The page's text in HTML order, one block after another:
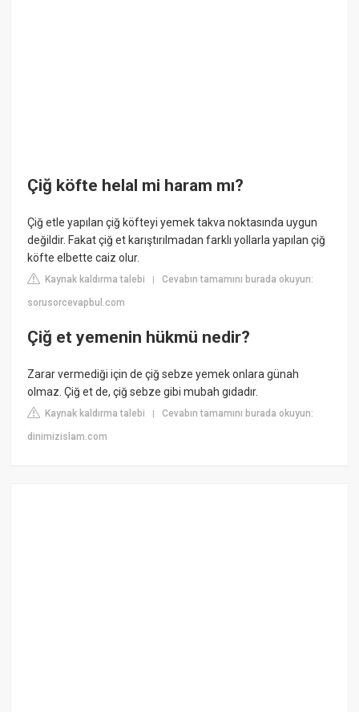
Çiğ köfte helal mi haram mı?
Çiğ etle yapılan çiğ köfteyi yemek takva noktasında uygun
değildir. Fakat çiğ et karıştırılmadan farklı yollarla yapılan çiğ
köfte elbette caiz olur.
Kaynak kaldırma talebi |Cevabın tamamını burada okuyun:
sorusorcevapbul.com
Çiğ et yemenin hükmü nedir?
Zarar vermediği için de çiğ sebze yemek onlara günah
olmaz. Çiğ et de, çiğ sebze gibi mubah gıdadır.
Kaynak kaldırma talebi |Cevabın tamamını burada okuyun:
dinimizislam.com